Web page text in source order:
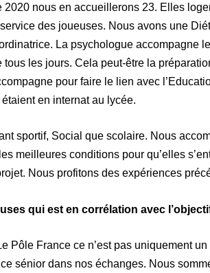
nous en accueillerons 23. Elles
service des joueuses. Nous avons une
La psychologue accompagne
les jours. Cela peut-être la
pour faire le lien avec
en internat au lycée.
sportif, Social que scolaire. Nous
meilleures conditions pour qu’elles
Nous profitons des expériences
qui est en corrélation avec
Pôle France ce n’est pas uniquement
sénior dans nos échanges. Nous